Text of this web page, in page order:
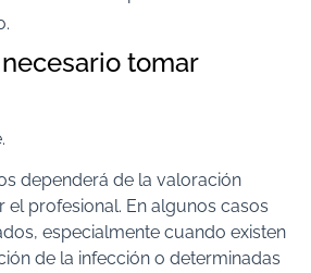
tomar
dependerá de la valoración
el profesional. En algunos casos
especialmente cuando existen
de la infección o determinadas